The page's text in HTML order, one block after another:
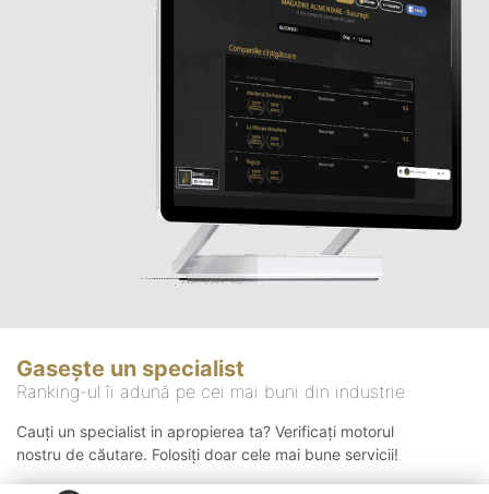
Gasește un specialist
Ranking-ul îi adună pe cei mai buni din industrie
Cauți un specialist in apropierea ta? Verificați motorul
nostru de căutare. Folosiți doar cele mai bune servicii!